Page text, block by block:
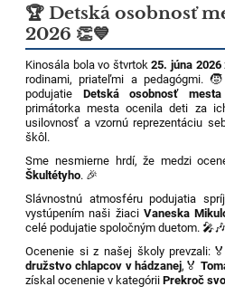
🏆 Detská osobnosť
2026 👏💙
Kinosála bola vo štvrtok25. júna 2026
rodinami, priateľmi a pedagógmi.
podujatie Detská osobnosť mesta
primátorka mesta ocenila deti za
usilovnosť a vzornú reprezentáciu
škôl.
Sme nesmierne hrdí, že medzi
Škultétyho. 🎉
Slávnostnú atmosféru podujatia
vystúpením naši žiaci Vaneska
celé podujatie spoločným duetom. 🎤🎶
Ocenenie si z našej školy prevzali: 🏅
družstvo chlapcov v hádzanej, 🏅
získal ocenenie v kategóriiPrekroč